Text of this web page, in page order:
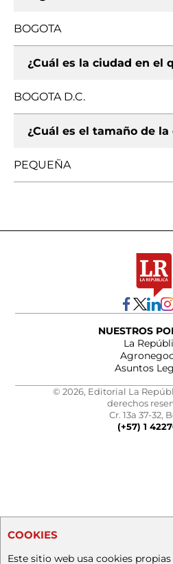
BOGOTA
¿Cuál es la ciudad en el
BOGOTA D.C.
¿Cuál es el tamaño de la
PEQUEÑA
NUESTROS
La
Asuntos
© 2026, Editorial La
derechos
Cr. 13a 37-32,
(+57) 1
COOKIES
Este sitio web usa cookies